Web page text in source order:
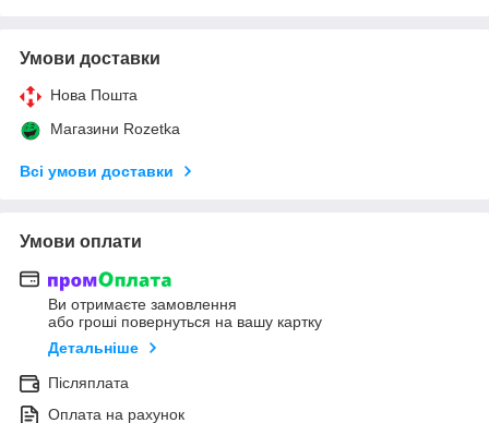
Умови доставки
Нова Пошта
Магазини Rozetka
Всі умови доставки
Умови оплати
Ви отримаєте замовлення
або гроші повернуться на вашу картку
Детальніше
Післяплата
Оплата на рахунок